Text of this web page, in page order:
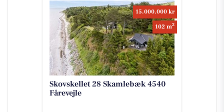
15.000.000 kr
102 m2
Skovskellet 28 Skamlebæk 4540
Fårevejle